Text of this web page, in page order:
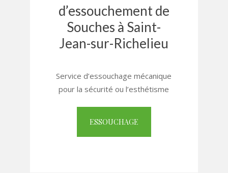
d’essouchement de
Souches à Saint-
Jean-sur-Richelieu
Service d’essouchage mécanique
pour la sécurité ou l’esthétisme
ESSOUCHAGE